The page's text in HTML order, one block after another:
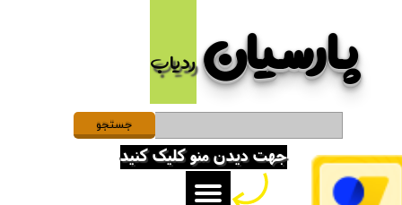
پارسیان​​​​​​​ردیاب
حساب کاربری من
تغییر گذر واژه
سفارشات
خروج از حساب کاربریجهت دیدن منو کلیک کنید
جستجو